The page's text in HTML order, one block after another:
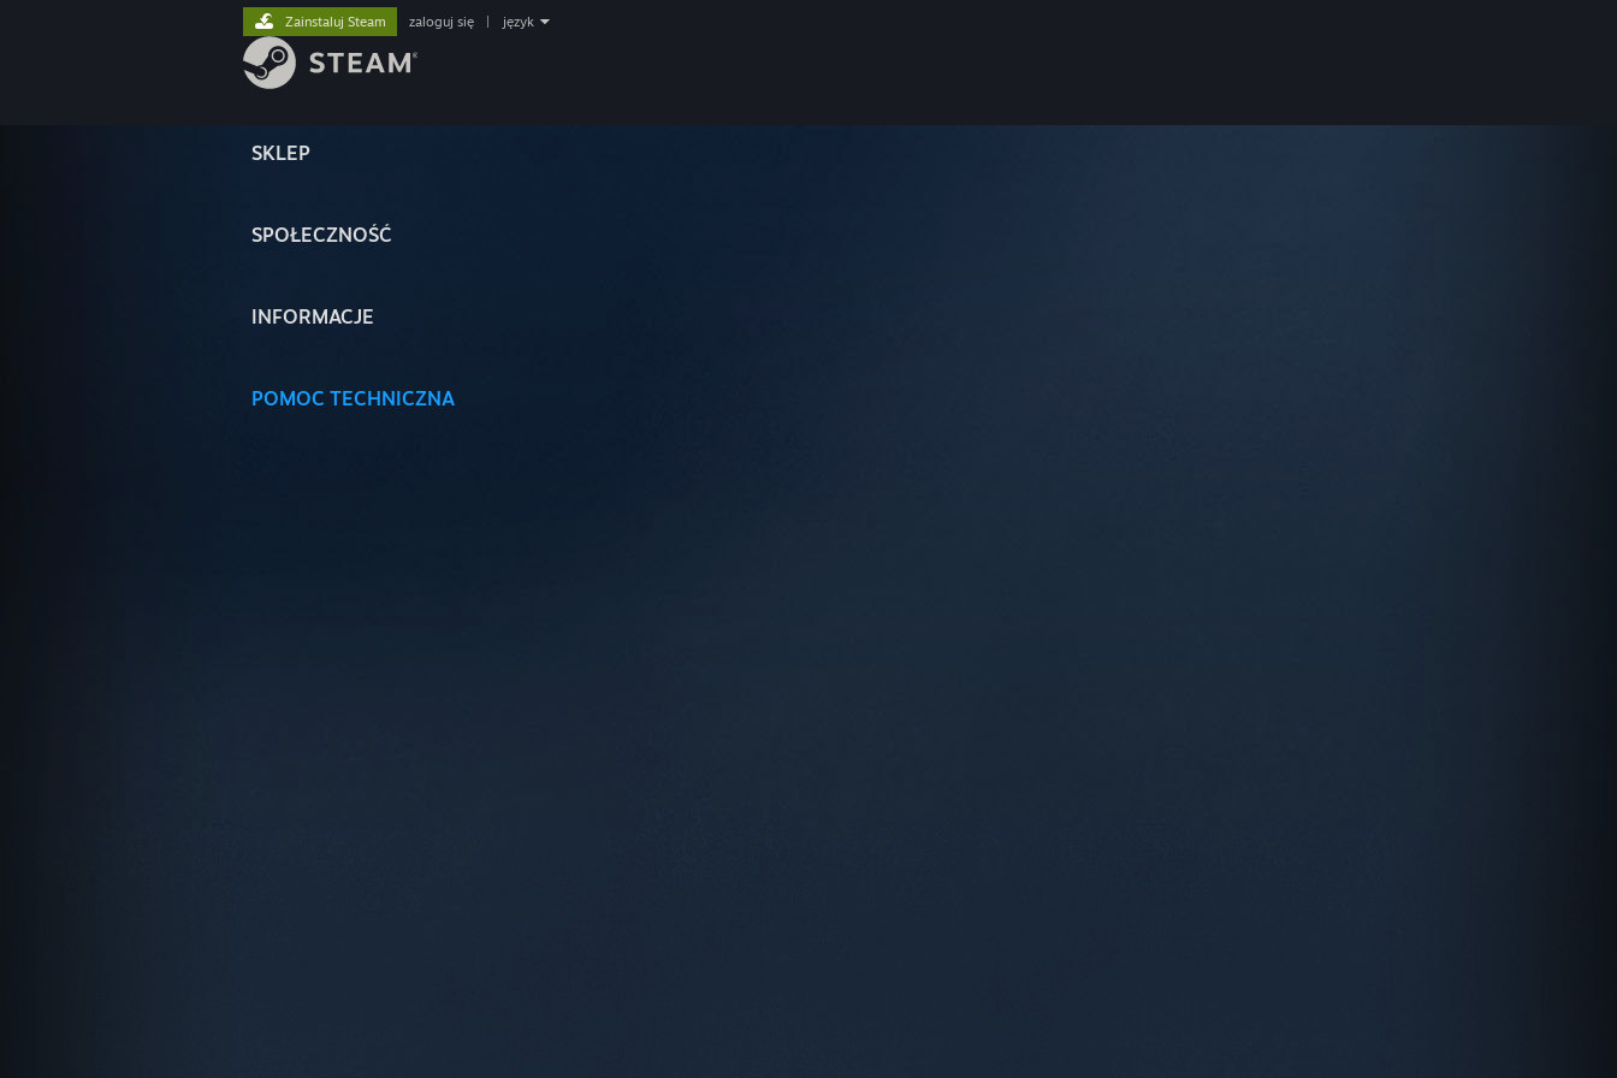
SKLEP
SPOŁECZNOŚĆ
INFORMACJE
POMOC TECHNICZNA
Zainstaluj Steam zaloguj się język